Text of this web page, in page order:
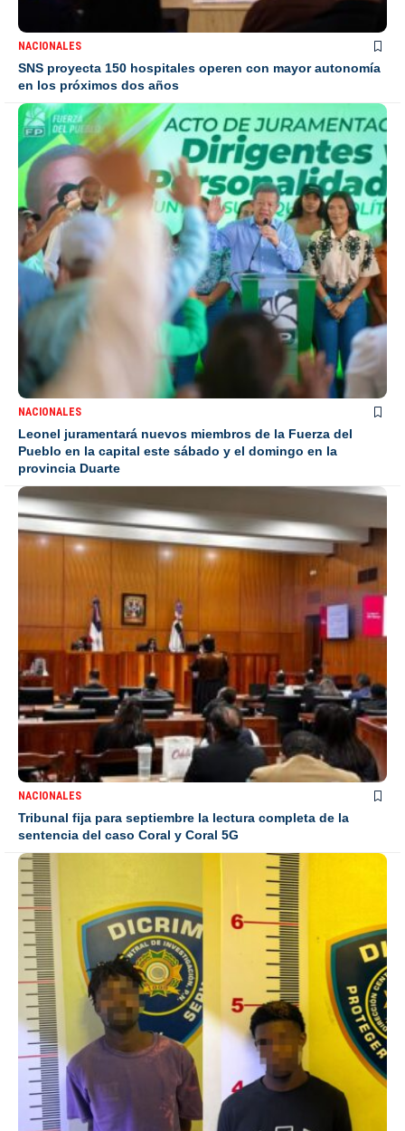
NACIONALES
SNS proyecta 150 hospitales operen con mayor autonomía
en los próximos dos años
NACIONALES
Leonel juramentará nuevos miembros de la Fuerza del
Pueblo en la capital este sábado y el domingo en la
provincia Duarte
NACIONALES
Tribunal fija para septiembre la lectura completa de la
sentencia del caso Coral y Coral 5G